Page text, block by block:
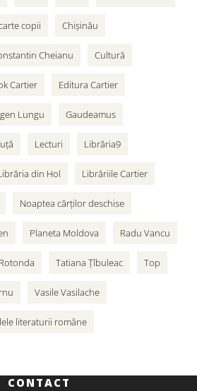
copii Chișinău
Cheianu Cultură
Cartier Editura Cartier
Lungu Gaudeamus
Lecturi Librăria9
din Hol Librăriile Cartier
Noaptea cărților deschise
Planeta Moldova Radu Vancu
Rotonda Tatiana Țîbuleac Top
Vasile Vasilache
literaturii române
CONTACT